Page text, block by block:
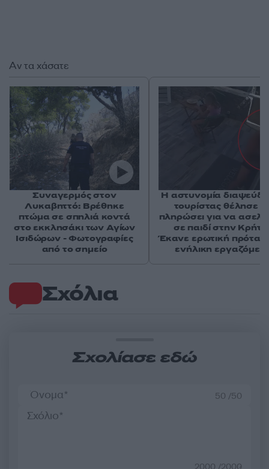
Σχόλια
Σχολίασε εδώ
50 /50
Αν τα χάσατε
Συναγερμός στον
Λυκαβηττό: Βρέθηκε
πτώμα σε σπηλιά κοντά
στο εκκλησάκι των Αγίων
Ισιδώρων - Φωτογραφίες
από το σημείο
Η αστυνομία
τουρίστας θέλησε
πληρώσει για να
σε παιδί στην
Έκανε ερωτική
ενήλικη